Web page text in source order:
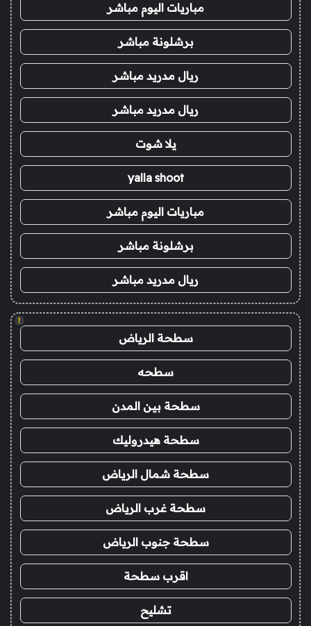
مباريات اليوم مباشر
برشلونة مباشر
ريال مدريد مباشر
ريال مدريد مباشر
يلا شوت
yalla shoot
مباريات اليوم مباشر
برشلونة مباشر
ريال مدريد مباشر
!
سطحة الرياض
سطحه
سطحة بين المدن
سطحة هيدروليك
سطحة شمال الرياض
سطحة غرب الرياض
سطحة جنوب الرياض
اقرب سطحة
تشليح